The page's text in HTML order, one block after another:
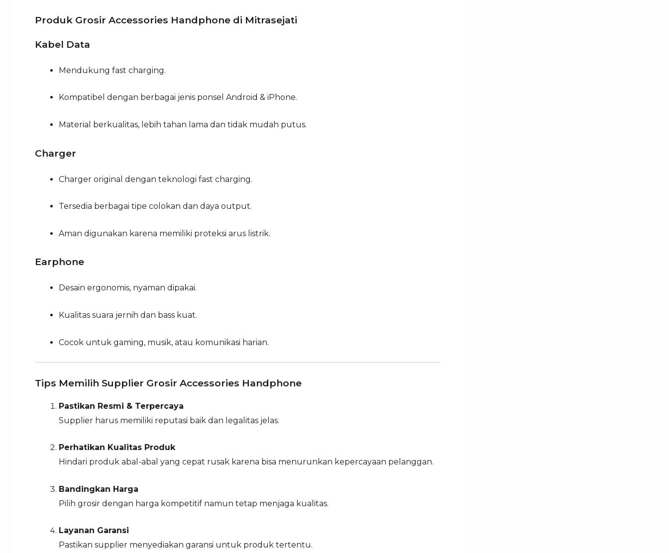
Produk Grosir Accessories Handphone di Mitrasejati
Kabel Data
Mendukung fast charging.
Kompatibel dengan berbagai jenis ponsel Android & iPhone.
Material berkualitas, lebih tahan lama dan tidak mudah putus.
Charger
Charger original dengan teknologi fast charging.
Tersedia berbagai tipe colokan dan daya output.
Aman digunakan karena memiliki proteksi arus listrik.
Earphone
Desain ergonomis, nyaman dipakai.
Kualitas suara jernih dan bass kuat.
Cocok untuk gaming, musik, atau komunikasi harian.
Tips Memilih Supplier Grosir Accessories Handphone
Pastikan Resmi & Terpercaya
Supplier harus memiliki reputasi baik dan legalitas jelas.
Perhatikan Kualitas Produk
Hindari produk abal-abal yang cepat rusak karena bisa menurunkan kepercayaan pelanggan.
Bandingkan Harga
Pilih grosir dengan harga kompetitif namun tetap menjaga kualitas.
Layanan Garansi
Pastikan supplier menyediakan garansi untuk produk tertentu.